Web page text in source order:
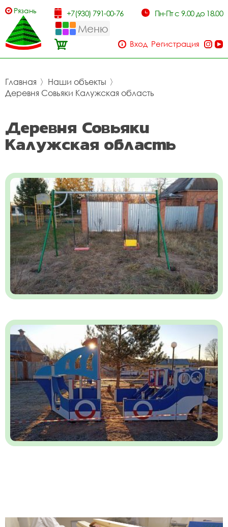
Рязань +7(930) 791-00-76 Пн-Пт с 9.00 до 18.00
Меню
Вход Регистрация
Главная 〉 Наши объекты 〉
Деревня Совьяки Калужская область
Деревня Совьяки
Калужская область